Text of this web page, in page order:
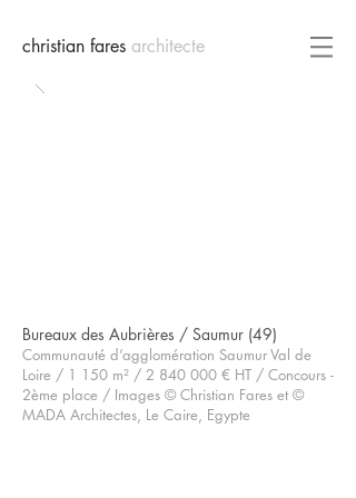
christian fares architecte
Bureaux des Aubrières / Saumur (49)
Communauté d’agglomération Saumur Val de
Loire / 1 150 m² / 2 840 000 € HT / Concours -
2ème place / Images © Christian Fares et ©
MADA Architectes, Le Caire, Egypte